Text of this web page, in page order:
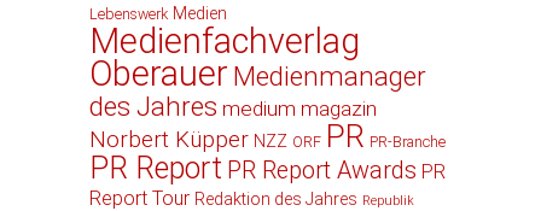
Lebenswerk Medien
Medienfachverlag
Oberauer Medienmanager
des Jahres medium magazin
Norbert Küpper NZZ ORF PR PR-Branche
PR Report PR Report Awards PR
Report Tour Redaktion des Jahres Republik